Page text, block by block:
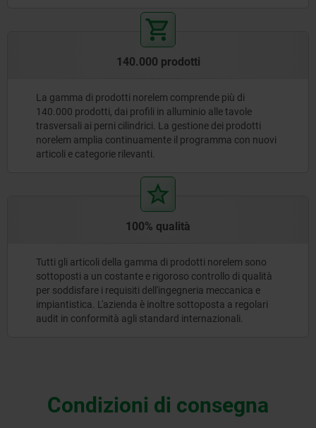
140.000 prodotti
La gamma di prodotti norelem comprende più di
140.000 prodotti, dai profili in alluminio alle tavole
trasversali ai perni cilindrici. La gestione dei prodotti
norelem amplia continuamente il programma con nuovi
articoli e categorie rilevanti.
100% qualità
Tutti gli articoli della gamma di prodotti norelem sono
sottoposti a un costante e rigoroso controllo di qualità
per soddisfare i requisiti dell'ingegneria meccanica e
impiantistica. L'azienda è inoltre sottoposta a regolari
audit in conformità agli standard internazionali.
Condizioni di consegna